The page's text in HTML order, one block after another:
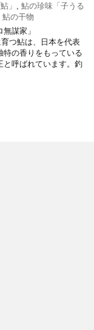
」
鮎の珍味「子うる
鮎の干物
謀家」
育つ鮎は、日本を代表
特の香りをもっている
と呼ばれています。釣